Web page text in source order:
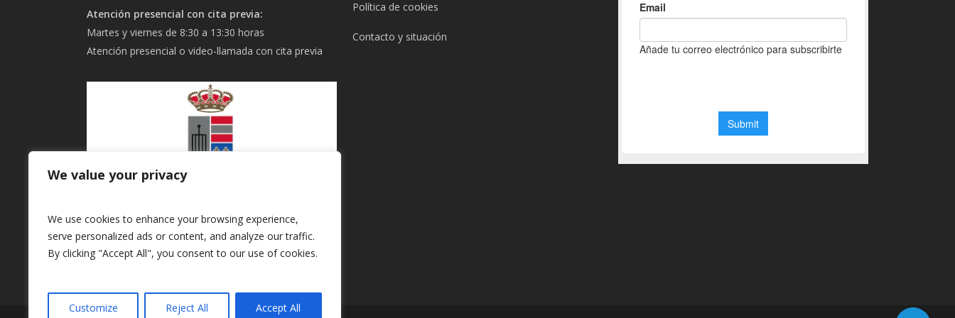
We value your privacy
We use cookies to enhance your browsing experience,
serve personalized ads or content, and analyze our traffic.
By clicking "Accept All", you consent to our use of cookies.
Customize Reject All Accept All
Atención presencial con cita previa:
Martes y viernes de 8:30 a 13:30 horas
Atención presencial o video-llamada con cita previa
About Salient
Política de cookies
Contacto y situación